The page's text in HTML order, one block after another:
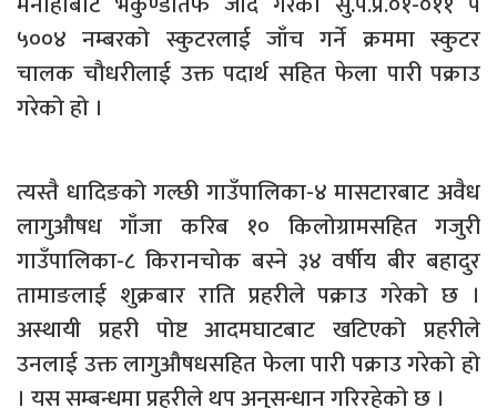
५००४ नम्बरको स्कुटरलाई जाँच गर्ने क्रममा स्कुटर
चालक चौधरीलाई उक्त पदार्थ सहित फेला पारी पक्राउ
गरेको हो ।
त्यस्तै धादिङको गल्छी गाउँपालिका-४ मासटारबाट अवैध
लागुऔषध गाँजा करिब १० किलोग्रामसहित गजुरी
गाउँपालिका-८ किरानचोक बस्ने ३४ वर्षीय बीर बहादुर
तामाङलाई शुक्रबार राति प्रहरीले पक्राउ गरेको छ ।
अस्थायी प्रहरी पोष्ट आदमघाटबाट खटिएको प्रहरीले
उनलाई उक्त लागुऔषधसहित फेला पारी पक्राउ गरेको हो
। यस सम्बन्धमा प्रहरीले थप अनुसन्धान गरिरहेको छ ।